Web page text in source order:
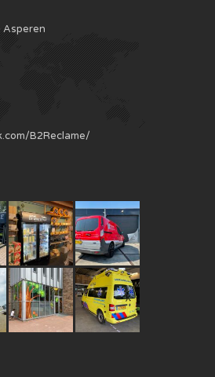
Asperen
B2Reclame/